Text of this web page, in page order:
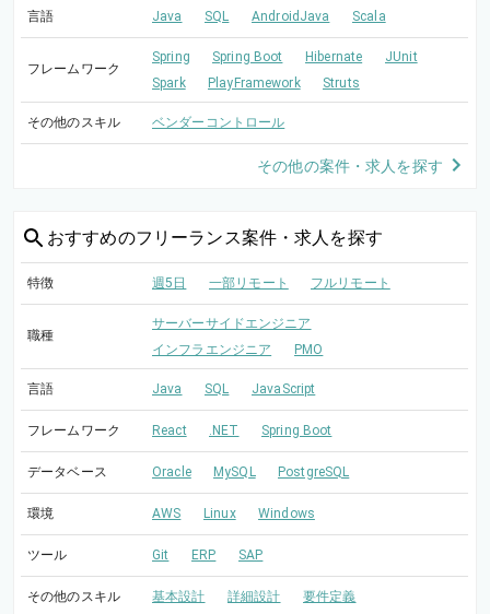
言語 Java SQL AndroidJava Scala
フレームワーク
Spring Spring Boot Hibernate
JUnit
Spark
PlayFramework Struts
その他のスキル ベンダーコントロール
その他の案件・求人を探す
おすすめのフリーランス案件・求人を探す
特徴 週5日 一部リモート フルリモート
職種
サーバーサイドエンジニア
インフラエンジニア
PMO
言語 Java SQL JavaScript
フレームワーク React .NET Spring Boot
データベース Oracle MySQL PostgreSQL
環境 AWS Linux Windows
ツール Git ERP SAP
その他のスキル 基本設計 詳細設計 要件定義